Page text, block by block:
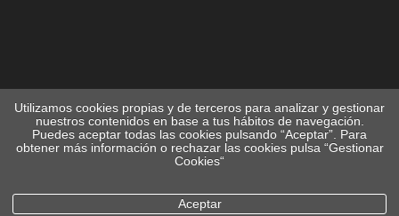
Utilizamos cookies propias y de terceros para analizar y gestionar
nuestros contenidos en base a tus hábitos de navegación.
Puedes aceptar todas las cookies pulsando “Aceptar”. Para
obtener más información o rechazar las cookies pulsa “Gestionar
Cookies“
Aceptar